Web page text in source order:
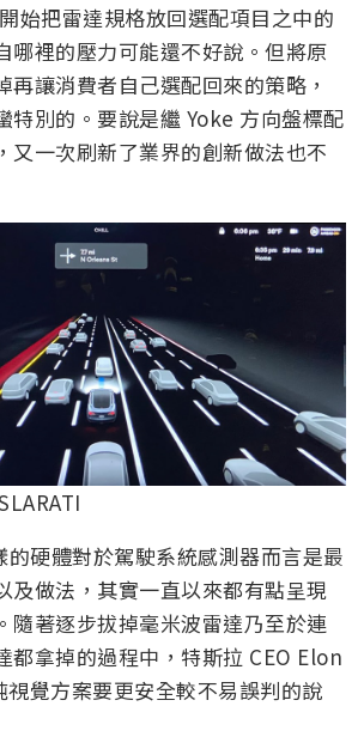
始把雷達規格放回選配項目之中的
哪裡的壓力可能還不好說。但將原
再讓消費者自己選配回來的策略，
特別的。要說是繼 Yoke 方向盤標配
又一次刷新了業界的創新做法也不
硬體對於駕駛系統感測器而言是最
及做法，其實一直以來都有點呈現
隨著逐步拔掉毫米波雷達乃至於連
都拿掉的過程中，特斯拉 CEO Elon
覺方案要更安全較不易誤判的說